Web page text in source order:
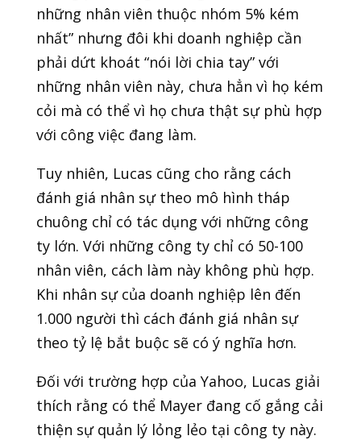
những nhân viên thuộc nhóm 5% kém
nhất” nhưng đôi khi doanh nghiệp cần
phải dứt khoát “nói lời chia tay” với
những nhân viên này, chưa hẳn vì họ kém
cỏi mà có thể vì họ chưa thật sự phù hợp
với công việc đang làm.
Tuy nhiên, Lucas cũng cho rằng cách
đánh giá nhân sự theo mô hình tháp
chuông chỉ có tác dụng với những công
ty lớn. Với những công ty chỉ có 50-100
nhân viên, cách làm này không phù hợp.
Khi nhân sự của doanh nghiệp lên đến
1.000 người thì cách đánh giá nhân sự
theo tỷ lệ bắt buộc sẽ có ý nghĩa hơn.
Đối với trường hợp của Yahoo, Lucas giải
thích rằng có thể Mayer đang cố gắng cải
thiện sự quản lý lỏng lẻo tại công ty này.